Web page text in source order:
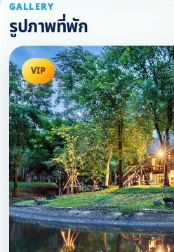
GALLERY
รูปภาพที่พัก
VIP